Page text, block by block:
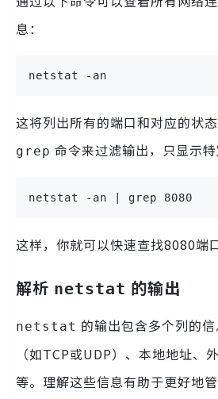
息：
netstat -an
这将列出所有的端口和对应的状
grep 命令来过滤输出，只显示特
netstat -an | grep 8080
这样，你就可以快速查找8080端
解析 netstat 的输出
netstat 的输出包含多个列的
（如TCP或UDP）、本地地址、
等。理解这些信息有助于更好地管